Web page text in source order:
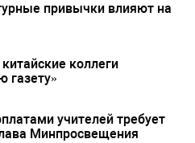
привычки влияют на
коллеги
газету»
учителей требует
Минпросвещения